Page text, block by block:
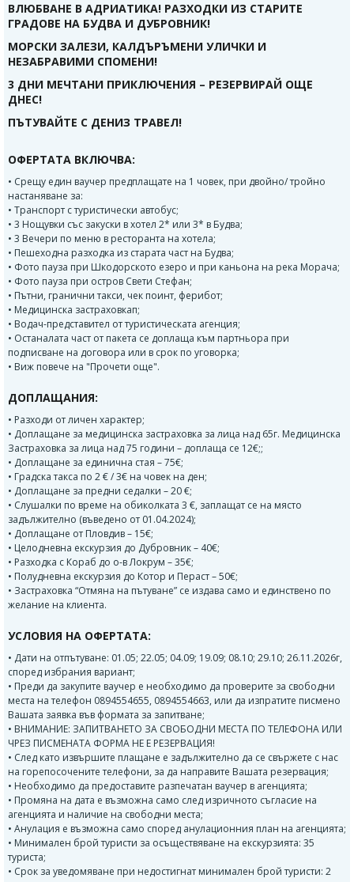
ВЛЮБВАНЕ В АДРИАТИКА! РАЗХОДКИ ИЗ СТАРИТЕ
ГРАДОВЕ НА БУДВА И ДУБРОВНИК!
МОРСКИ ЗАЛЕЗИ, КАЛДЪРЪМЕНИ УЛИЧКИ И
НЕЗАБРАВИМИ СПОМЕНИ!
3 ДНИ МЕЧТАНИ ПРИКЛЮЧЕНИЯ – РЕЗЕРВИРАЙ ОЩЕ
ДНЕС!
ПЪТУВАЙТЕ С ДЕНИЗ ТРАВЕЛ!
ОФЕРТАТА ВКЛЮЧВА:
• Срещу един ваучер предплащате на 1 човек, при двойно/ тройно
настаняване за:
• Транспорт с туристически автобус;
• 3 Нощувки със закуски в хотел 2* или 3* в Будва;
• 3 Вечери по меню в ресторанта на хотела;
• Пешеходна разходка из старата част на Будва;
• Фото пауза при Шкодорското езеро и при каньона на река Морача;
• Фото пауза при остров Свети Стефан;
• Пътни, гранични такси, чек поинт, ферибот;
• Медицинска застраховкап;
• Водач-представител от туристическата агенция;
• Останалата част от пакета се доплаща към партньора при
подписване на договора или в срок по уговорка;
• Виж повече на "Прочети още".
ДОПЛАЩАНИЯ:
• Разходи от личен характер;
• Доплащане за медицинска застраховка за лица над 65г. Медицинска
Застраховка за лица над 75 години – доплаща се 12€;;
• Доплащане за единична стая – 75€;
• Градска такса по 2 € / 3€ на човек на ден;
• Доплащане за предни седалки – 20 €;
• Слушалки по време на обиколката 3 €, заплащат се на място
задължително (въведено от 01.04.2024);
• Доплащане от Пловдив – 15€;
• Целодневна екскурзия до Дубровник – 40€;
• Разходка с Кораб до о-в Локрум – 35€;
• Полудневна екскурзия до Котор и Пераст – 50€;
• Застраховка “Отмяна на пътуване” се издава само и единствено по
желание на клиента.
УСЛОВИЯ НА ОФЕРТАТА:
• Дати на отпътуване: 01.05; 22.05; 04.09; 19.09; 08.10; 29.10; 26.11.2026г,
според избрания вариант;
• Преди да закупите ваучер е необходимо да проверите за свободни
места на телефон 0894554655, 0894554663, или да изпратите писмено
Вашата заявка във формата за запитване;
• ВНИМАНИЕ: ЗАПИТВАНЕТО ЗА СВОБОДНИ МЕСТА ПО ТЕЛЕФОНА ИЛИ
ЧРЕЗ ПИСМЕНАТА ФОРМА НЕ Е РЕЗЕРВАЦИЯ!
• След като извършите плащане е задължително да се свържете с нас
на горепосочените телефони, за да направите Вашата резервация;
• Необходимо да предоставите разпечатан ваучер в агенцията;
• Промяна на дата е възможна само след изричното съгласие на
агенцията и наличие на свободни места;
• Анулация е възможна само според анулационния план на агенцията;
• Минимален брой туристи за осъществяване на екскурзията: 35
туриста;
• Срок за уведомяване при недостигнат минимален брой туристи: 2